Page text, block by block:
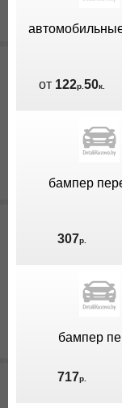
от 122р. 50к.
бампер
307р.
бампер
717р.